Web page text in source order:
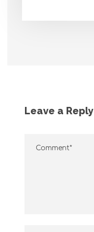
Leave a Reply